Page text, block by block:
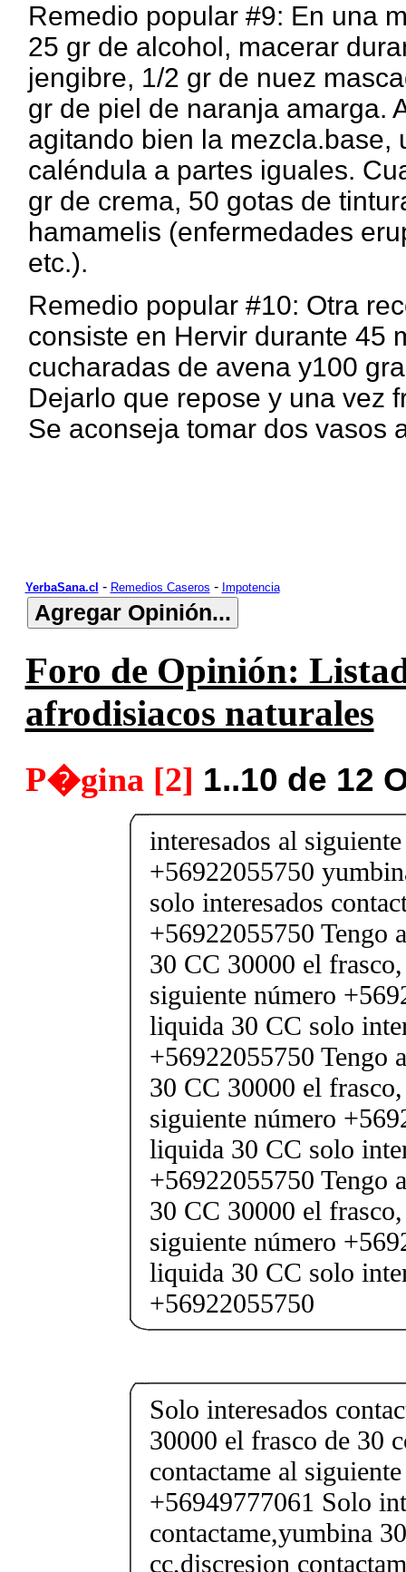
Remedio popular #9: En una
25 gr de alcohol, macerar
jengibre, 1/2 gr de nuez
gr de piel de naranja amarga.
agitando bien la mezcla.base,
caléndula a partes iguales.
gr de crema, 50 gotas de
hamamelis (enfer­medades
etc.).
Remedio popular #10: Otra
consiste en Hervir durante 45
cucharadas de avena y100
Dejarlo que repose y una vez
Se aconseja tomar dos vasos
YerbaSana.cl - Remedios Caseros - Impotencia
Foro de Opinión:
afrodisiacos naturales
P�gina [2] 1..10 de 12
interesados al
+56922055750
solo interesados
+56922055750 Tengo
30 CC 30000 el
siguiente número
liquida 30 CC solo
+56922055750 Tengo
30 CC 30000 el
siguiente número
liquida 30 CC solo
+56922055750 Tengo
30 CC 30000 el
siguiente número
liquida 30 CC solo
+56922055750
Solo interesados
30000 el frasco de 30
contactame al
+56949777061 Solo
contactame,yumbina
cc,discresion